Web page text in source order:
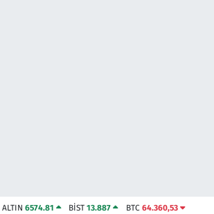
ALTIN 6574.81 BİST13.887 BTC 64.360,53